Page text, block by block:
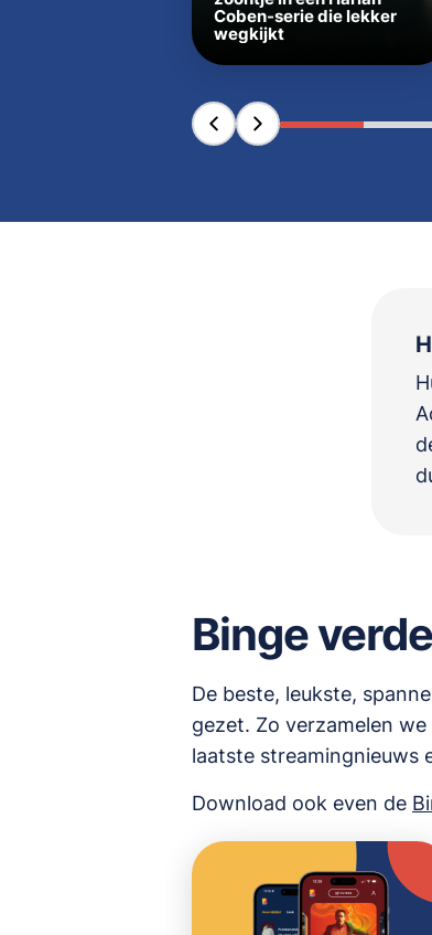
Coben-serie die lekker
wegkijkt
Binge
De beste, leukste,
gezet. Zo verzamelen we
laatste streamingnieuws
Download ook even de